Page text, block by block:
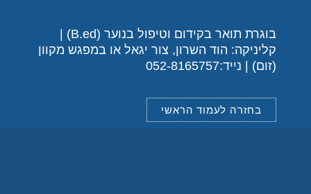
בוגרת תואר בקידום וטיפול בנוער (B.ed) |
קליניקה: הוד השרון, צור יגאל או במפגש מקוון
(זום) | נייד:052-8165757
בחזרה לעמוד הראשי